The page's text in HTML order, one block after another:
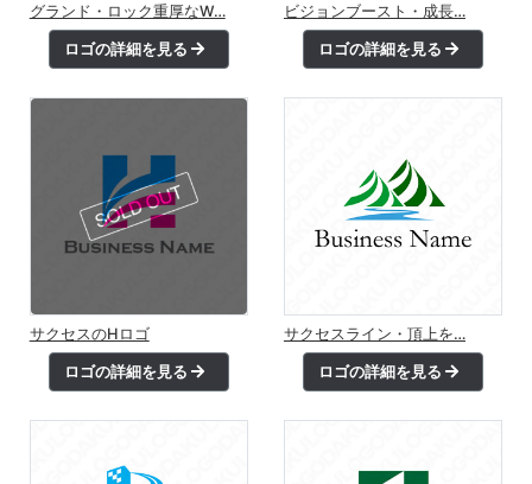
グランド・ロック重厚なW…
ロゴの詳細を見る
ビジョンブースト・成長…
ロゴの詳細を見る
サクセスのHロゴ
ロゴの詳細を見る
サクセスライン・頂上を…
ロゴの詳細を見る